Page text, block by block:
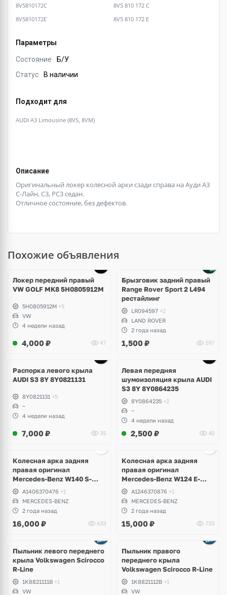
8V5810172C
8V5 810 172 C
8V5810172E
8V5 810 172 E
Параметры
Состояние
Б/У
Статус
В наличии
Подходит для
AUDI A3 Limousine (8VS, 8VM)
Описание
Оригинальный локер колесной арки сзади справа на Ауди А3
С-Лайн, С3, РС3 седан.
Отличное состояние, без дефектов.
Похожие объявления
Локер передний правый
VW GOLF MK8 5H0805912M
5H0805912M +5
VW
4 недели назад
4,000 ₽ 47
Брызговик задний правый
Range Rover Sport 2 L494
рестайлинг
LR094597 +2
LAND ROVER
2 года назад
1,500 ₽ 597
Распорка левого крыла
AUDI S3 8Y 8Y0821131
8Y0821131 +5
~
4 недели назад
7,000 ₽ 35
Левая передняя
шумоизоляция крыла AUDI
S3 8Y 8Y0864235
8Y0864235 +2
~
4 недели назад
2,500 ₽ 40
Колесная арка задняя
правая оригинал
Mercedes-Benz W140 S-
KlassA1406370476 +1
MERCEDES-BENZ
2 года назад
16,000 ₽ 633
Колесная арка задняя
правая оригинал
Mercedes-Benz W124 E-
KlassA1246370876 +1
MERCEDES-BENZ
2 года назад
15,000 ₽ 733
Пыльник левого переднего
крыла Volkswagen Scirocco
R-Line
1K8821111B +1
VW
Пыльник правого
переднего крыла
Volkswagen Scirocco R-Line
1K8821112B +1
VW